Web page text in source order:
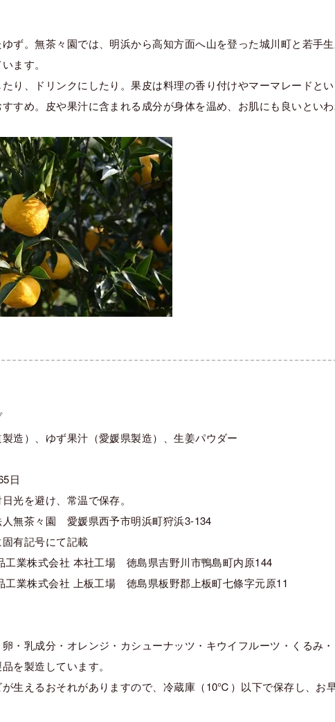
ず。無茶々園では、明浜から高知方面へ山を登った城川町と若手
ます。
り、ドリンクにしたり。果皮は料理の香り付けやマーマレードと
すめ。皮や果汁に含まれる成分が身体を温め、お肌にも良いといわ
造）、ゆず果汁（愛媛県製造）、生姜パウダー
日
光を避け、常温で保存。
人無茶々園 愛媛県西予市明浜町狩浜3-134
有記号にて記載
工業株式会社 本社工場 徳島県吉野川市鴨島町内原144
工業株式会社 上板工場 徳島県板野郡上板町七條字元原11
・乳成分・オレンジ・カシューナッツ・キウイフルーツ・くるみ
を製造しています。
生えるおそれがありますので、冷蔵庫（10℃）以下で保存し、お